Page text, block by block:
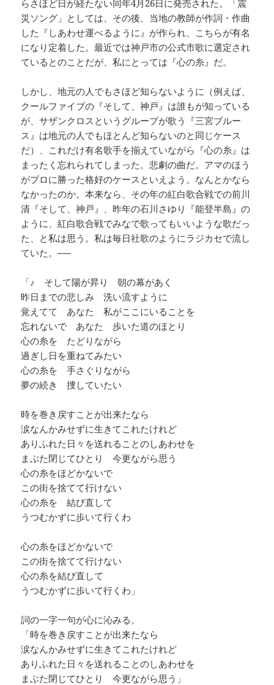
らさほど日が経たない同年4月26日に発売された。「震
災ソング」としては、その後、当地の教師が作詞・作曲
した『しあわせ運べるように』が作られ、こちらが有名
になり定着した。最近では神戸市の公式市歌に選定され
ているとのことだが、私にとっては『心の糸』だ。
しかし、地元の人でもさほど知らないように（例えば、
クールファイブの『そして、神戸』は誰もが知っている
が、サザンクロスというグループが歌う『三宮ブルー
ス』は地元の人でもほとんど知らないのと同じケース
だ）、これだけ有名歌手を揃えていながら『心の糸』は
まったく忘れられてしまった。悲劇の曲だ。アマのほう
がプロに勝った格好のケースといえよう。なんとかなら
なかったのか。本来なら、その年の紅白歌合戦での前川
清『そして、神戸』、昨年の石川さゆり『能登半島』の
ように、紅白歌合戦でみなで歌ってもいいような歌だっ
た、と私は思う。私は毎日社歌のようにラジカセで流し
ていた。──
「♪ そして陽が昇り 朝の幕があく
昨日までの悲しみ 洗い流すように
覚えてて あなた 私がここにいることを
忘れないで あなた 歩いた道のほとり
心の糸を たどりながら
過ぎし日を重ねてみたい
心の糸を 手さぐりながら
夢の続き 捜していたい
時を巻き戻すことが出来たなら
涙なんかみせずに生きてこれたけれど
ありふれた日々を送れることのしあわせを
まぶた閉じてひとり 今更ながら思う
心の糸をほどかないで
この街を捨てて行けない
心の糸を 結び直して
うつむかずに歩いて行くわ
心の糸をほどかないで
この街を捨てて行けない
心の糸を結び直して
うつむかずに歩いて行くわ」
詞の一字一句が心に沁みる。
「時を巻き戻すことが出来たなら
涙なんかみせずに生きてこれたけれど
ありふれた日々を送れることのしあわせを
まぶた閉じてひとり 今更ながら思う」